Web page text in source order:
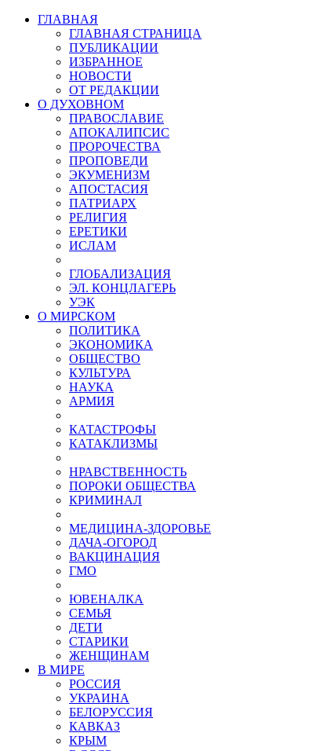
ГЛАВНАЯ
ГЛАВНАЯ СТРАНИЦА
ПУБЛИКАЦИИ
ИЗБРАННОЕ
НОВОСТИ
ОТ РЕДАКЦИИ
О ДУХОВНОМ
ПРАВОСЛАВИЕ
АПОКАЛИПСИС
ПРОРОЧЕСТВА
ПРОПОВЕДИ
ЭКУМЕНИЗМ
АПОСТАСИЯ
ПАТРИАРХ
РЕЛИГИЯ
ЕРЕТИКИ
ИСЛАМ
ГЛОБАЛИЗАЦИЯ
ЭЛ. КОНЦЛАГЕРЬ
УЭК
О МИРСКОМ
ПОЛИТИКА
ЭКОНОМИКА
ОБЩЕСТВО
КУЛЬТУРА
НАУКА
АРМИЯ
КАТАСТРОФЫ
КАТАКЛИЗМЫ
НРАВСТВЕННОСТЬ
ПОРОКИ ОБЩЕСТВА
КРИМИНАЛ
МЕДИЦИНА-ЗДОРОВЬЕ
ДАЧА-ОГОРОД
ВАКЦИНАЦИЯ
ГМО
ЮВЕНАЛКА
СЕМЬЯ
ДЕТИ
СТАРИКИ
ЖЕНЩИНАМ
В МИРЕ
РОСCИЯ
УКРАИНА
БЕЛОРУССИЯ
КАВКАЗ
КРЫМ